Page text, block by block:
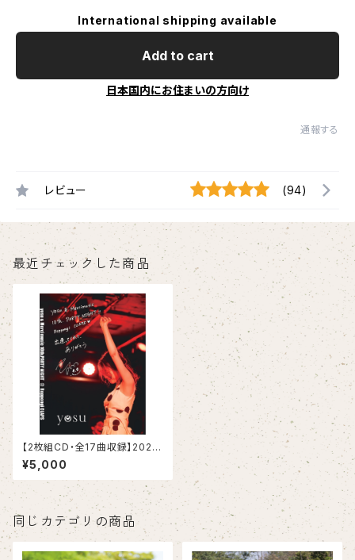
International shipping available
Add to cart
日本国内にお住まいの方向け
通報する
レビュー (94)
最近チェックした商品
【2枚組CD・全17曲収録】2023.
8.5 yosu LIVEREC
¥5,000
同じカテゴリの商品